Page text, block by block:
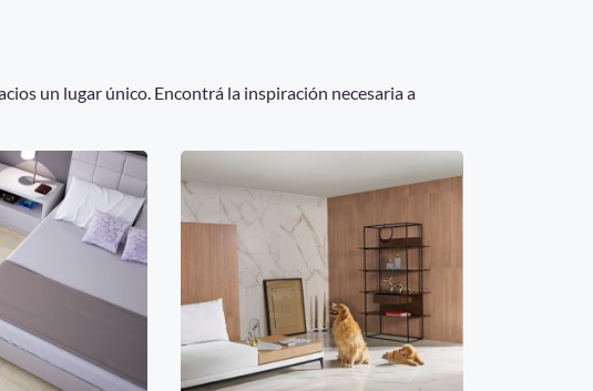
un lugar único. Encontrá la inspiración necesaria a